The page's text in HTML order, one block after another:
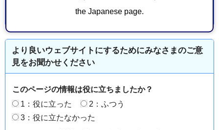
the Japanese page.
より良いウェブサイトにするためにみなさまのご意
見をお聞かせください
このページの情報は役に立ちましたか？
1：役に立った
2：ふつう
3：役に立たなかった